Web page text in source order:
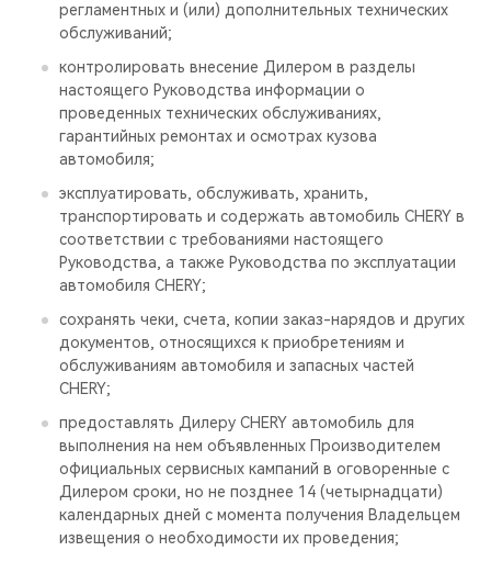
регламентных и (или) дополнительных технических
обслуживаний;
контролировать внесение Дилером в разделы
настоящего Руководства информации о
проведенных технических обслуживаниях,
гарантийных ремонтах и осмотрах кузова
автомобиля;
эксплуатировать, обслуживать, хранить,
транспортировать и содержать автомобиль CHERY в
соответствии с требованиями настоящего
Руководства, а также Руководства по эксплуатации
автомобиля CHERY;
сохранять чеки, счета, копии заказ-нарядов и других
документов, относящихся к приобретениям и
обслуживаниям автомобиля и запасных частей
CHERY;
предоставлять Дилеру CHERY автомобиль для
выполнения на нем объявленных Производителем
официальных сервисных кампаний в оговоренные с
Дилером сроки, но не позднее 14 (четырнадцати)
календарных дней с момента получения Владельцем
извещения о необходимости их проведения;